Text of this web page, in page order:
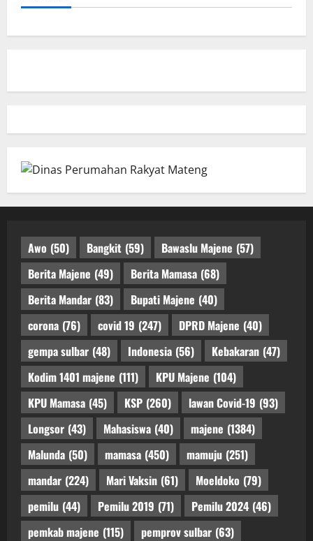
Awo (50) Bangkit (59) Bawaslu Majene (57)
Berita Majene (49) Berita Mamasa (68)
Berita Mandar (83) Bupati Majene (40)
corona (76) covid 19 (247) DPRD Majene (40)
gempa sulbar (48) Indonesia (56) Kebakaran (47)
Kodim 1401 majene (111) KPU Majene (104)
KPU Mamasa (45) KSP (260) lawan Covid-19 (93)
Longsor (43) Mahasiswa (40) majene (1384)
Malunda (50) mamasa (450) mamuju (251)
mandar (224) Mari Vaksin (61) Moeldoko (79)
pemilu (44) Pemilu 2019 (71) Pemilu 2024 (46)
pemkab majene (115) pemprov sulbar (63)